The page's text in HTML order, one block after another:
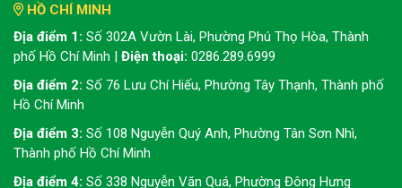
HỒ CHÍ MINH
Địa điểm 1: Số 302A Vườn Lài, Phường Phú Thọ Hòa, Thành
phố Hồ Chí Minh | Điện thoại: 0286.289.6999
Địa điểm 2: Số 76 Lưu Chí Hiếu, Phường Tây Thạnh, Thành phố
Hồ Chí Minh
Địa điểm 3: Số 108 Nguyễn Quý Anh, Phường Tân Sơn Nhì,
Thành phố Hồ Chí Minh
Địa điểm 4: Số 338 Nguyễn Văn Quá, Phường Đông Hưng